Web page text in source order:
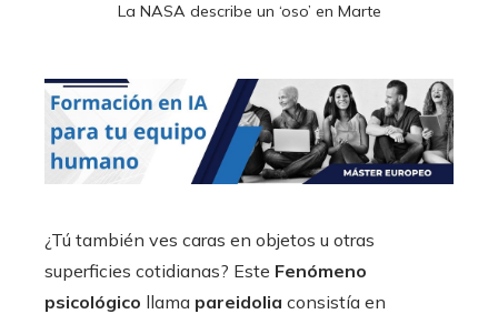
La NASA describe un ‘oso’ en Marte
¿Tú también ves caras en objetos u otras
superficies cotidianas? Este Fenómeno
psicológico llama pareidolia consistía en